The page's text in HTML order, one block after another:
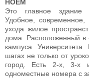
HOEM
Это главное здание
Удобное,
ухода жилое
дома. Расположенный в
кампуса
шагах не только от
город. Есть 2-х, 3-х
одноместные номера с